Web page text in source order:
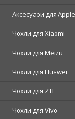
Аксесуари для Apple
Чохли для Xiaomi
Чохли для Meizu
Чохли для Huawei
Чохли для ZTE
Чохли для Vivo